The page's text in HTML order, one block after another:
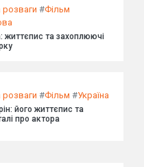
#Фільм
життєпис та захоплюючі
#Фільм #Україна
його життєпис та
про актора